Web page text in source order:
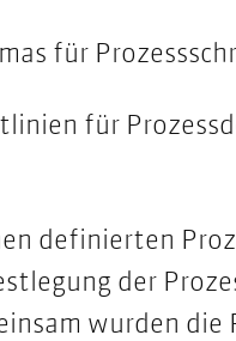
für
für
definierten
der
wurden